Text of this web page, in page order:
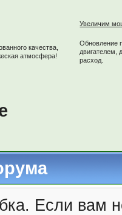
качества,
атмосфера!
Увеличим
Обновление
двигателем,
расход.
Если вам